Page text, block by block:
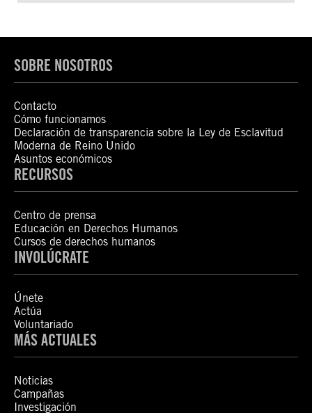
SOBRE NOSOTROS
Contacto
Cómo funcionamos
Declaración de transparencia sobre la Ley de Esclavitud
Moderna de Reino Unido
Asuntos económicos
RECURSOS
Centro de prensa
Educación en Derechos Humanos
Cursos de derechos humanos
INVOLÚCRATE
Únete
Actúa
Voluntariado
MÁS ACTUALES
Noticias
Campañas
Investigación